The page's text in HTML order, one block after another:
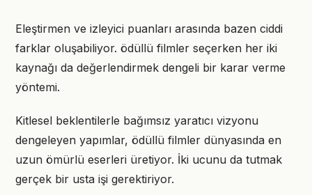
Eleştirmen ve izleyici puanları arasında bazen ciddi
farklar oluşabiliyor. ödüllü filmler seçerken her iki
kaynağı da değerlendirmek dengeli bir karar verme
yöntemi.
Kitlesel beklentilerle bağımsız yaratıcı vizyonu
dengeleyen yapımlar, ödüllü filmler dünyasında en
uzun ömürlü eserleri üretiyor. İki ucunu da tutmak
gerçek bir usta işi gerektiriyor.